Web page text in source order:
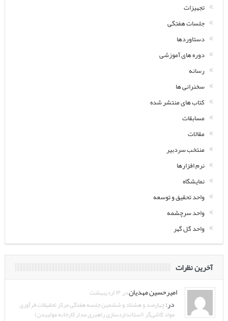
تجهیزات
جلسات هفتگی
دستاوردها
دوره های آموزشی
رسانه
سخنرانی ها
کتاب های منتشر شده
مسابقات
مقالات
منتخب سردبیر
نرم افزارها
نمایشگاه
واحد تحقیق و توسعه
واحد سرچشمه
واحد گل گهر
آخرین نظرات
امیرحسین مهدیاندر ۱۴ اردیبهشت
در:چهارصد و هشتاد و ششمین جلسه هفتگی مرکز تحقیقات فرآوری
مواد کاشی‌گر (استانداردسازی راهبری مدار کارخانه مولیبدن)